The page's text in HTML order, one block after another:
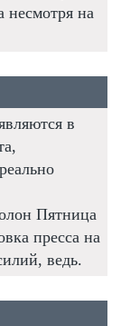
несмотря на
в
Пятница
пресса на
ведь.